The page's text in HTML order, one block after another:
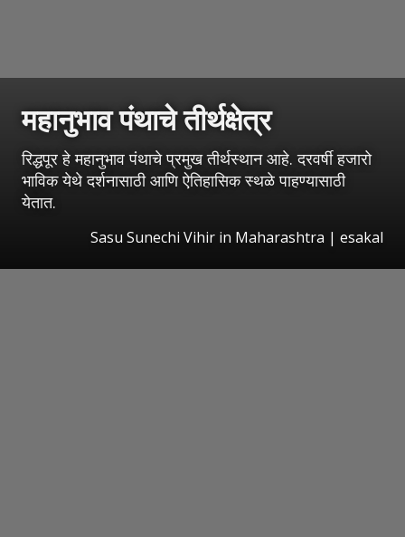
महानुभाव पंथाचे तीर्थक्षेत्र
रिद्धपूर हे महानुभाव पंथाचे प्रमुख तीर्थस्थान आहे. दरवर्षी हजारो
भाविक येथे दर्शनासाठी आणि ऐतिहासिक स्थळे पाहण्यासाठी
येतात.
Sasu Sunechi Vihir in Maharashtra | esakal